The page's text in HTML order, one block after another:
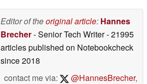
Editor of theoriginal article: Hannes
Brecher- Senior Tech Writer- 21995
articles published on Notebookcheck
since 2018
contact me via:
@HannesBrecher,